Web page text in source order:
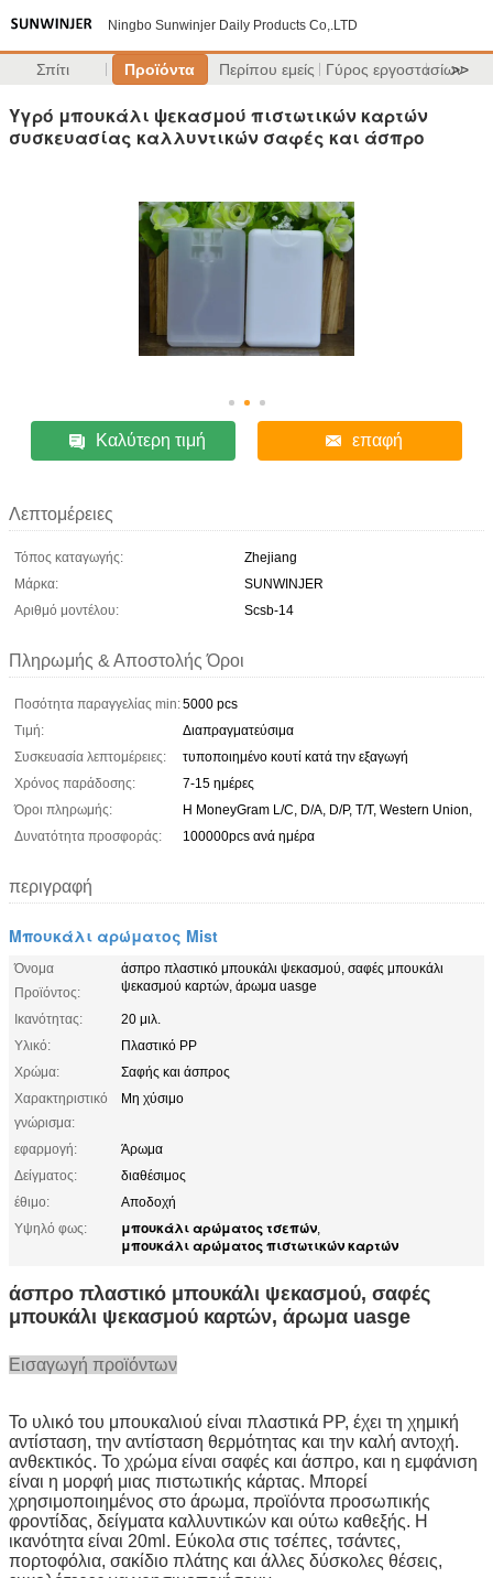
Ningbo Sunwinjer Daily Products Co,.LTD
Σπίτι Προϊόντα Περίπου εμείς Γύρος εργοστασίων
>>
Υγρό μπουκάλι ψεκασμού πιστωτικών καρτών
συσκευασίας καλλυντικών σαφές και άσπρο
Καλύτερη τιμή επαφή
Λεπτομέρειες
Τόπος καταγωγής:
Zhejiang
Μάρκα:
SUNWINJER
Αριθμό μοντέλου:
Scsb-14
Πληρωμής & Αποστολής Όροι
Ποσότητα παραγγελίας min:5000 pcs
Τιμή:
Διαπραγματεύσιμα
Συσκευασία λεπτομέρειες:
τυποποιημένο κουτί κατά την εξαγωγή
Χρόνος παράδοσης:
7-15 ημέρες
Όροι πληρωμής:
Η MoneyGram L/C, D/A, D/P, T/T, Western Union,
Δυνατότητα προσφοράς:
100000pcs ανά ημέρα
περιγραφή
Μπουκάλι αρώματος Mist
Όνομα
Προϊόντος:
άσπρο πλαστικό μπουκάλι ψεκασμού, σαφές μπουκάλι
ψεκασμού καρτών, άρωμα uasge
Ικανότητας:
20 μιλ.
Υλικό:
Πλαστικό PP
Χρώμα:
Σαφής και άσπρος
Χαρακτηριστικό
γνώρισμα:
Μη χύσιμο
εφαρμογή:
Άρωμα
Δείγματος:
διαθέσιμος
έθιμο:
Αποδοχή
Υψηλό φως:
μπουκάλι αρώματος τσεπών,
μπουκάλι αρώματος πιστωτικών καρτών
άσπρο πλαστικό μπουκάλι ψεκασμού, σαφές
μπουκάλι ψεκασμού καρτών, άρωμα uasge
Εισαγωγή προϊόντων
Το υλικό του μπουκαλιού είναι πλαστικά PP, έχει τη χημική
αντίσταση, την αντίσταση θερμότητας και την καλή αντοχή.
ανθεκτικός. Το χρώμα είναι σαφές και άσπρο, και η εμφάνιση
είναι η μορφή μιας πιστωτικής κάρτας. Μπορεί
χρησιμοποιημένος στο άρωμα, προϊόντα προσωπικής
φροντίδας, δείγματα καλλυντικών και ούτω καθεξής. Η
ικανότητα είναι 20ml. Εύκολα στις τσέπες, τσάντες,
πορτοφόλια, σακίδιο πλάτης και άλλες δύσκολες θέσεις,